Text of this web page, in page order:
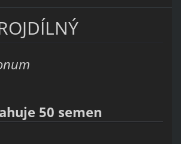
50 semen